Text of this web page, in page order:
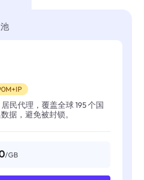
居民代理，覆盖全球 195 个国
据，避免被封锁。
/GB